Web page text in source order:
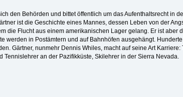
den Behörden und bittet öffentlich um das Aufenthaltsrecht in
ist die Geschichte eines Mannes, dessen Leben von der
die Flucht aus einem amerikanischen Lager gelang. Er ist aber
werden in Postämtern und auf Bahnhöfen ausgehängt.
Gärtner, nunmehr Dennis Whiles, macht auf seine Art
an der Pazifikküste, Skilehrer in der Sierra Nevada.